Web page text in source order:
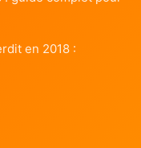
en 2018 :